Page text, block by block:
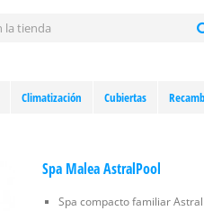
Climatización Cubiertas
Spa Malea AstralPool
Spa compacto familiar